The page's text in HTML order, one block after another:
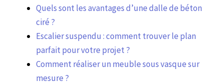
Quels sont les avantages d’une dalle de béton
ciré ?
Escalier suspendu : comment trouver le plan
parfait pour votre projet ?
Comment réaliser un meuble sous vasque sur
mesure ?